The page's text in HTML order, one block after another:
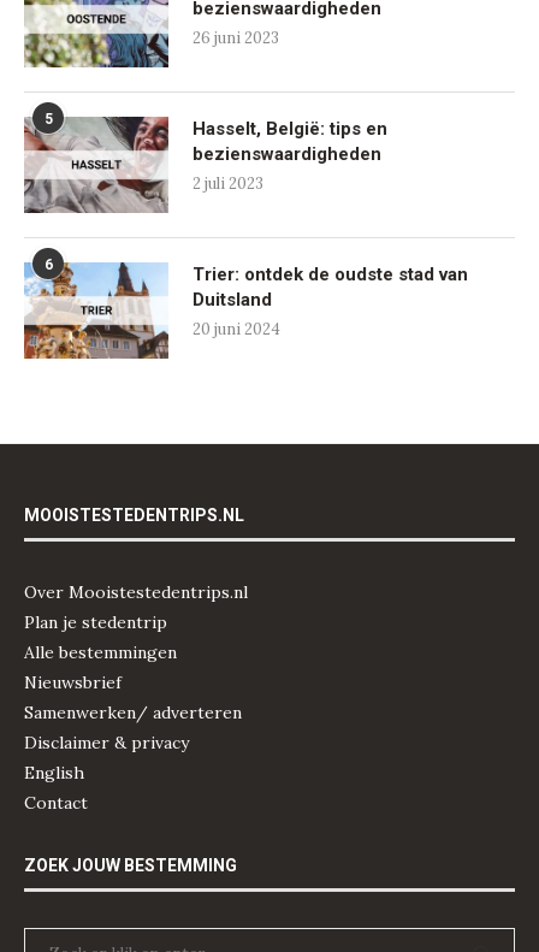
bezienswaardigheden
26 juni 2023
5
Hasselt, België: tips en
bezienswaardigheden
2 juli 2023
6
Trier: ontdek de oudste stad van
Duitsland
20 juni 2024
MOOISTESTEDENTRIPS.NL
Over Mooistestedentrips.nl
Plan je stedentrip
Alle bestemmingen
Nieuwsbrief
Samenwerken/ adverteren
Disclaimer & privacy
English
Contact
ZOEK JOUW BESTEMMING